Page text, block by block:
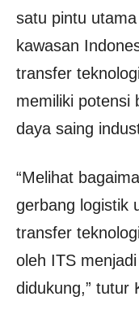
satu pintu
kawasan
transfer
memiliki potensi
daya saing
“Melihat
gerbang logistik
transfer
oleh ITS
didukung,” tutur